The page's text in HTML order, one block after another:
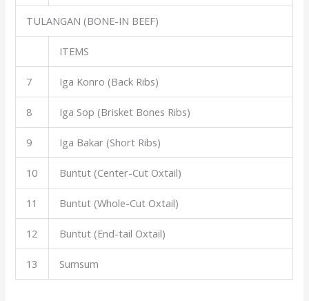
TULANGAN (BONE-IN BEEF)
ITEMS
7 Iga Konro (Back Ribs)
8 Iga Sop (Brisket Bones Ribs)
9 Iga Bakar (Short Ribs)
10 Buntut (Center-Cut Oxtail)
11 Buntut (Whole-Cut Oxtail)
12 Buntut (End-tail Oxtail)
13 Sumsum